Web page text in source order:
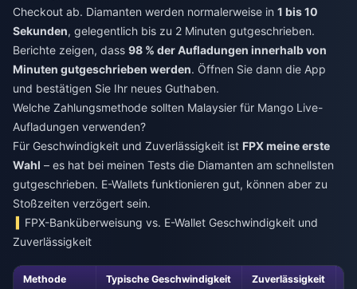
Checkout ab. Diamanten werden normalerweise in 1 bis 10
Sekunden, gelegentlich bis zu 2 Minuten gutgeschrieben.
Berichte zeigen, dass 98 % der Aufladungen innerhalb von
Minuten gutgeschrieben werden. Öffnen Sie dann die App
und bestätigen Sie Ihr neues Guthaben.
Welche Zahlungsmethode sollten Malaysier für Mango Live-
Aufladungen verwenden?
Für Geschwindigkeit und Zuverlässigkeit ist FPX meine erste
Wahl – es hat bei meinen Tests die Diamanten am schnellsten
gutgeschrieben. E-Wallets funktionieren gut, können aber zu
Stoßzeiten verzögert sein.
FPX-Banküberweisung vs. E-Wallet Geschwindigkeit und
Zuverlässigkeit
Methode Typische Geschwindigkeit Zuverlässigkeit